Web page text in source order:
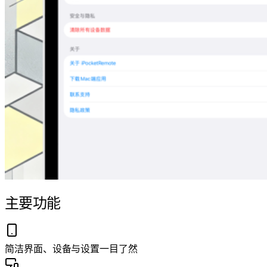
主要功能
简洁界面、设备与设置一目了然